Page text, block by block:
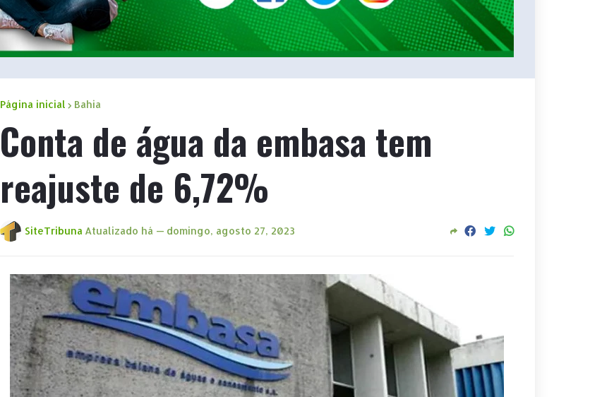
Página inicial Bahia
Conta de água da embasa tem
reajuste de 6,72%
SiteTribuna Atualizado há — domingo, agosto 27, 2023